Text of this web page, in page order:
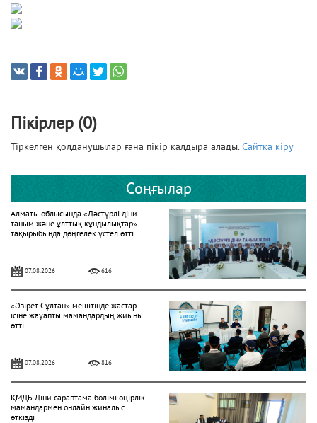
Пікірлер (0)
Тіркелген қолданушылар ғана пікір қалдыра алады.Сайтқа кіру
Соңғылар
Алматы облысында «Дәстүрлі діни
таным және ұлттық құндылықтар»
тақырыбында дөңгелек үстел өтті
07.08.2026 616
«Әзірет Сұлтан» мешітінде жастар
ісіне жауапты мамандардың жиыны
өтті
07.08.2026 816
ҚМДБ Діни сараптама бөлімі өңірлік
мамандармен онлайн жиналыс
өткізді